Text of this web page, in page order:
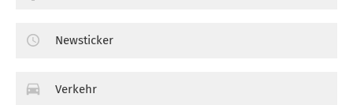
Newsticker
Verkehr